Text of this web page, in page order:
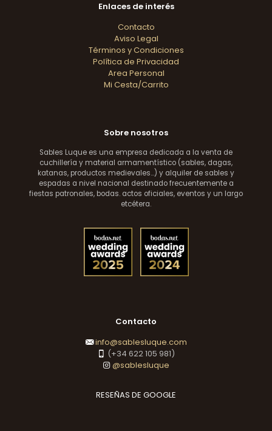
Enlaces de interés
Contacto
Aviso Legal
Términos y Condiciones
Política de Privacidad
Area Personal
Mi Cesta/Carrito
Sobre nosotros
Sables Luque es una empresa dedicada a la venta de
cuchillería y material armamentístico (sables, dagas,
katanas, productos medievales...) y alquiler de sables y
espadas a nivel nacional destinado frecuentemente a
fiestas patronales, bodas. actos oficiales, eventos y un largo
etcétera.
Contacto
info@sablesluque.com
(+34 622 105 981)
@sablesluque
RESEÑAS DE GOOGLE